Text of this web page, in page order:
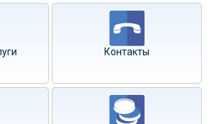
Контакты